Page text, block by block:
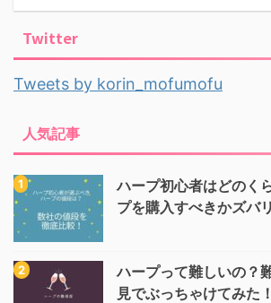
Twitter
Tweets by korin_mofumofu
人気記事
ハープ初心者はどのく
プを購入すべきかズバ
ハープって難しいの？
見でぶっちゃけてみた！